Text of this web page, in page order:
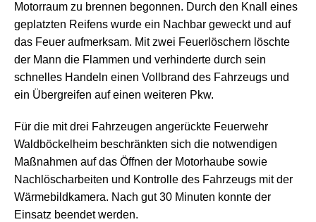
Motorraum zu brennen begonnen. Durch den Knall eines
geplatzten Reifens wurde ein Nachbar geweckt und auf
das Feuer aufmerksam. Mit zwei Feuerlöschern löschte
der Mann die Flammen und verhinderte durch sein
schnelles Handeln einen Vollbrand des Fahrzeugs und
ein Übergreifen auf einen weiteren Pkw.
Für die mit drei Fahrzeugen angerückte Feuerwehr
Waldböckelheim beschränkten sich die notwendigen
Maßnahmen auf das Öffnen der Motorhaube sowie
Nachlöscharbeiten und Kontrolle des Fahrzeugs mit der
Wärmebildkamera. Nach gut 30 Minuten konnte der
Einsatz beendet werden.